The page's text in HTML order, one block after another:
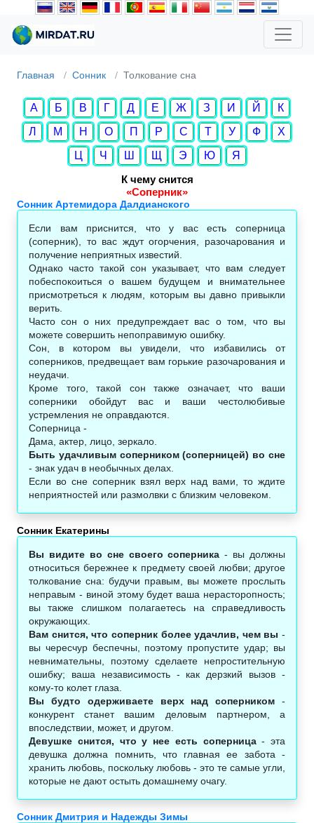
Главная Сонник Толкование сна
А Б В Г Д Е Ж З И Й
К
Л
М Н О П Р С Т У Ф
Х
Ц
Ч Ш Щ Э Ю
Я
К чему снится
«Соперник»
Сонник Артемидора Далдианского
Если вам приснится, что у вас есть соперница
(соперник), то вас ждут огорчения, разочарования и
получение неприятных известий.
Однако часто такой сон указывает, что вам следует
побеспокоиться о вашем будущем и внимательнее
присмотреться к людям, которым вы давно привыкли
верить.
Часто сон о них предупреждает вас о том, что вы
можете совершить непоправимую ошибку.
Сон, в котором вы увидели, что избавились от
соперников, предвещает вам горькие разочарования и
неудачи.
Кроме того, такой сон также означает, что ваши
соперники обойдут вас и ваши честолюбивые
устремления не оправдаются.
Соперница -
Дама, актер, лицо, зеркало.
Быть удачливым соперником (соперницей) во сне
- знак удач в необычных делах.
Если во сне соперник взял верх над вами, то ждите
неприятностей или размолвки с близким человеком.
Сонник Екатерины
Вы видите во сне своего соперника - вы должны
относиться бережнее к предмету своей любви; другое
толкование сна: будучи правым, вы можете прослыть
неправым - виной этому будет ваша нерасторопность;
вы также слишком полагаетесь на справедливость
окружающих.
Вам снится, что соперник более удачлив, чем вы -
вы чересчур беспечны, поэтому пропустите удар; вы
невнимательны, поэтому сделаете непростительную
ошибку; ваша независимость - как дерзкий вызов -
кому-то колет глаза.
Вы будто одерживаете верх над соперником -
конкурент станет вашим деловым партнером, а
впоследствии, может, и другом.
Девушке снится, что у нее есть соперница- эта
девушка должна помнить, что главная ее забота -
хранить любовь, поскольку любовь - это те самые угли,
которые не дают остыть домашнему очагу.
Сонник Дмитрия и Надежды Зимы